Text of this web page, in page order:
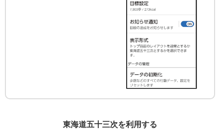
東海道五十三次を利用する